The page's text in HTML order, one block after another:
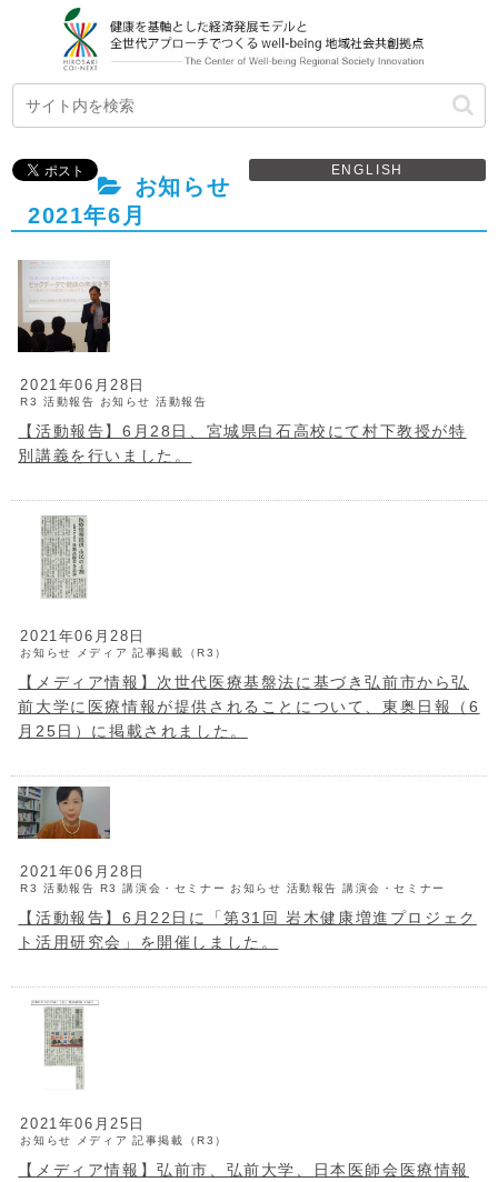
ENGLISH
お知らせ
2021年6月
2021年06月28日
R3 活動報告 お知らせ 活動報告
【活動報告】6月28日、宮城県白石高校にて村下教授が特
別講義を行いました。
2021年06月28日
お知らせ メディア 記事掲載（R3）
【メディア情報】次世代医療基盤法に基づき弘前市から弘
前大学に医療情報が提供されることについて、東奥日報（6
月25日）に掲載されました。
2021年06月28日
R3 活動報告 R3 講演会・セミナー お知らせ 活動報告 講演会・セミナー
【活動報告】6月22日に「第31回 岩木健康増進プロジェク
ト活用研究会」を開催しました。
2021年06月25日
お知らせ メディア 記事掲載（R3）
【メディア情報】弘前市、弘前大学、日本医師会医療情報